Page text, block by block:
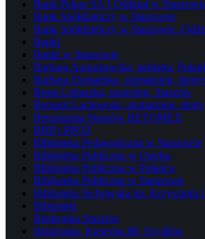
Bank Pekao SA I Oddział w
Bank Spółdzielczy w Staszowie
Bank Spółdzielczy w Staszowie.
Banki
Banki w Staszowie
Barbara Augustowska, pediatra,
Barbara Domańska, stomatolog,
Beata Lubaszka, neurolog, Staszów
Bernard Lachowski, stomatolog,
Betoniarnia Staszów BETOMEX
BHP i PPOŻ
Biblioteka Pedagogiczna w Staszowie
Biblioteka Publiczna w Osieku
Biblioteka Publiczna w Połańcu
Biblioteka Publiczna w Staszowie
Biblioteka Sichowska im. Krzysztofa
Biblioteki
Biedronka Staszów
Biedronka, Kielecka 88, Szydłów